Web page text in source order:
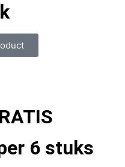
6 stuks